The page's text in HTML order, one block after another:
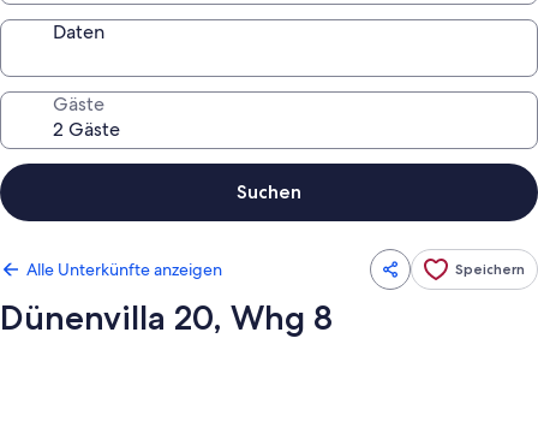
Daten
Gäste
Suchen
Alle Unterkünfte anzeigen Speichern
Dünenvilla 20, Whg 8